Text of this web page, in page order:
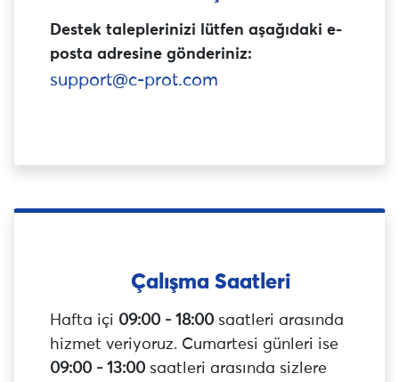
Destek taleplerinizi lütfen aşağıdaki e-
posta adresine gönderiniz:
support@c-prot.com
Çalışma Saatleri
Hafta içi 09:00 - 18:00 saatleri arasında
hizmet veriyoruz. Cumartesi günleri ise
09:00 - 13:00 saatleri arasında sizlere